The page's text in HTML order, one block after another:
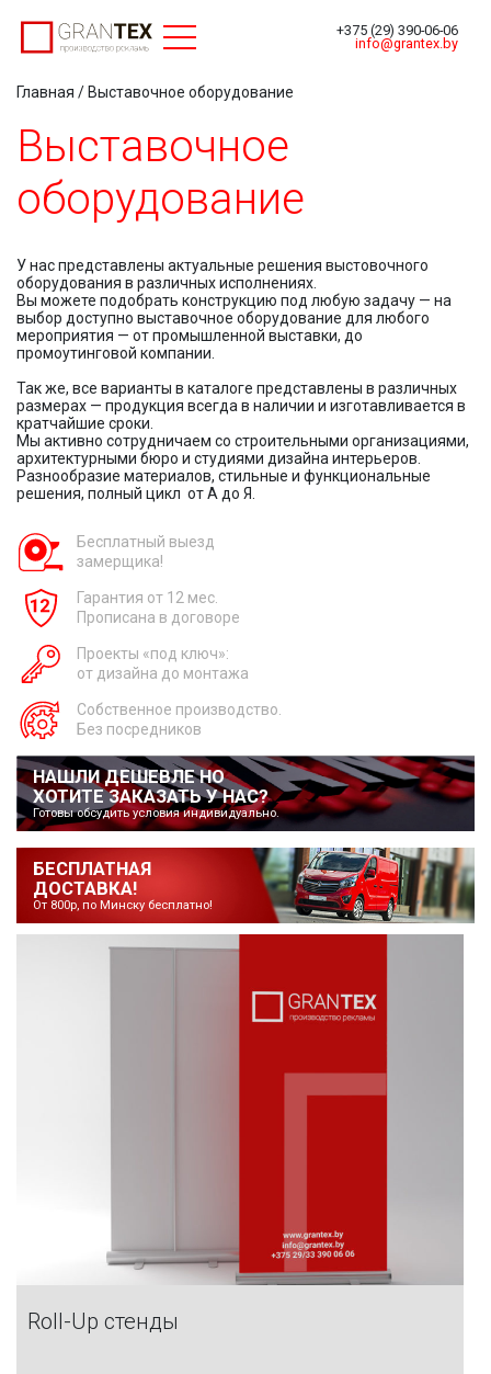
+375 (29) 390-06-06
info@grantex.by
Главная / Выставочное оборудование
Выставочное
оборудование
У нас представлены актуальные решения выстовочного
оборудования в различных исполнениях.
Вы можете подобрать конструкцию под любую задачу — на
выбор доступно выставочное оборудование для любого
мероприятия — от промышленной выставки, до
промоутинговой компании.
Так же, все варианты в каталоге представлены в различных
размерах — продукция всегда в наличии и изготавливается в
кратчайшие сроки.
Мы активно сотрудничаем со строительными организациями,
архитектурными бюро и студиями дизайна интерьеров.
Разнообразие материалов, стильные и функциональные
решения, полный цикл от А до Я.
Бесплатный выезд
замерщика!
Гарантия от 12 мес.
Прописана в договоре
Проекты «под ключ»:
от дизайна до монтажа
Собственное производство.
Без посредников
НАШЛИ ДЕШЕВЛЕ НО
ХОТИТЕ ЗАКАЗАТЬ У НАС?
Готовы обсудить условия индивидуально.
БЕСПЛАТНАЯ
ДОСТАВКА!
От 800р, по Минску бесплатно!
Roll-Up стенды